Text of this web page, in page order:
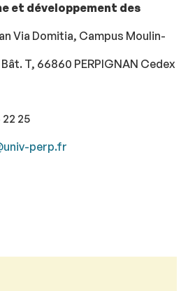
et développement des
Via Domitia, Campus Moulin-
T, 66860 PERPIGNAN Cedex
25
perp.fr